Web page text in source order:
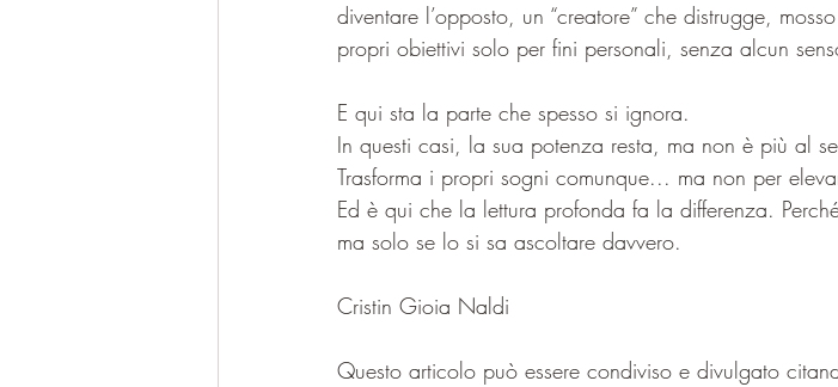
diventare l’opposto, un “creatore” che distrugge,
propri obiettivi solo per fini personali, senza alcun
E qui sta la parte che spesso si ignora.
In questi casi, la sua potenza resta, ma non è più al
Trasforma i propri sogni comunque... ma non per
Ed è qui che la lettura profonda fa la differenza.
ma solo se lo si sa ascoltare davvero.
Cristin Gioia Naldi
Questo articolo può essere condiviso e divulgato